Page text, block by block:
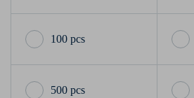
100 pcs
500 pcs